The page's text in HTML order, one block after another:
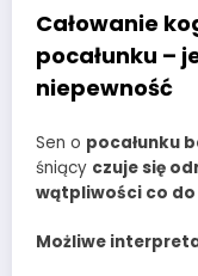
Całowanie
pocałunku –
niepewność
Sen o pocałunku
śniący czuje się
wątpliwości co
Możliwe